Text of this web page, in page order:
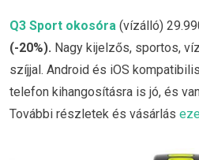
Q3 Sport okosóra (vízálló)
(-20%). Nagy kijelzős, sportos,
szíjjal. Android és iOS
telefon kihangosításra is jó, és
További részletek és vásárlás